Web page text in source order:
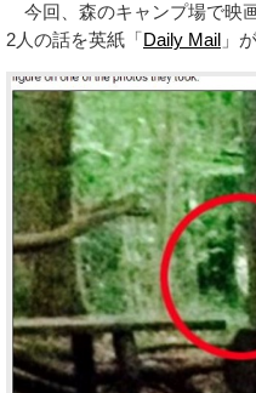
今回、森のキャンプ場で映
2人の話を英紙「Daily Mail 」